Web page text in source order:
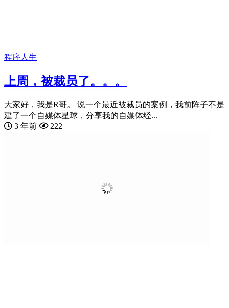
程序人生
上周，被裁员了。。。
大家好，我是R哥。 说一个最近被裁员的案例，我前阵子不是
建了一个自媒体星球，分享我的自媒体经...
3 年前
222